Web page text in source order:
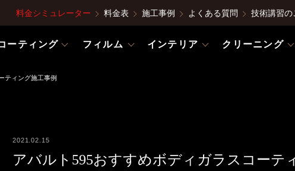
料金シミュレーター 料金表 施工事例 よくある質問 技術講習の
ーティング フィルム インテリア クリーニング
ティング施工事例
2021.02.15
アバルト595おすすめボディガラスコーテ